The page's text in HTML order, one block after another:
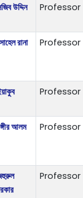
উদ্দিন Professor
রানা Professor
Professor
আলম Professor
Professor